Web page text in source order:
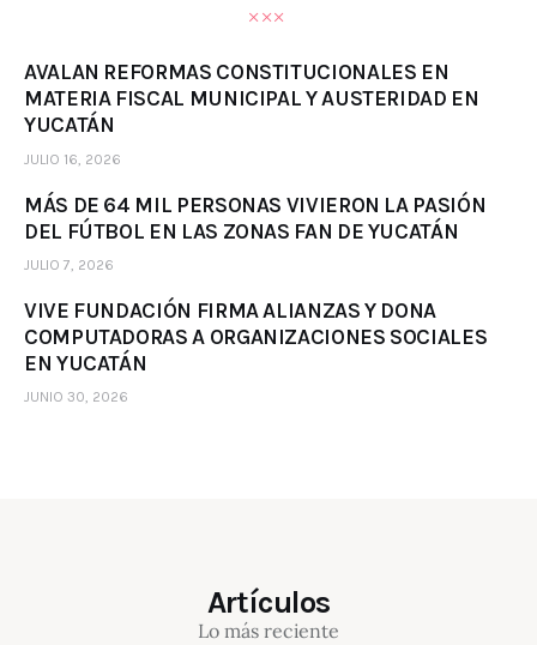
AVALAN REFORMAS CONSTITUCIONALES EN
MATERIA FISCAL MUNICIPAL Y AUSTERIDAD EN
YUCATÁN
JULIO 16, 2026
MÁS DE 64 MIL PERSONAS VIVIERON LA PASIÓN
DEL FÚTBOL EN LAS ZONAS FAN DE YUCATÁN
JULIO 7, 2026
VIVE FUNDACIÓN FIRMA ALIANZAS Y DONA
COMPUTADORAS A ORGANIZACIONES SOCIALES
EN YUCATÁN
JUNIO 30, 2026
Artículos
Lo más reciente